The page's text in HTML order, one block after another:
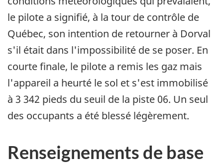
le pilote a signifié, à la tour de contrôle de
Québec, son intention de retourner à Dorval
s'il était dans l'impossibilité de se poser. En
courte finale, le pilote a remis les gaz mais
l'appareil a heurté le sol et s'est immobilisé
à 3 342 pieds du seuil de la piste 06. Un seul
des occupants a été blessé légèrement.
Renseignements de base